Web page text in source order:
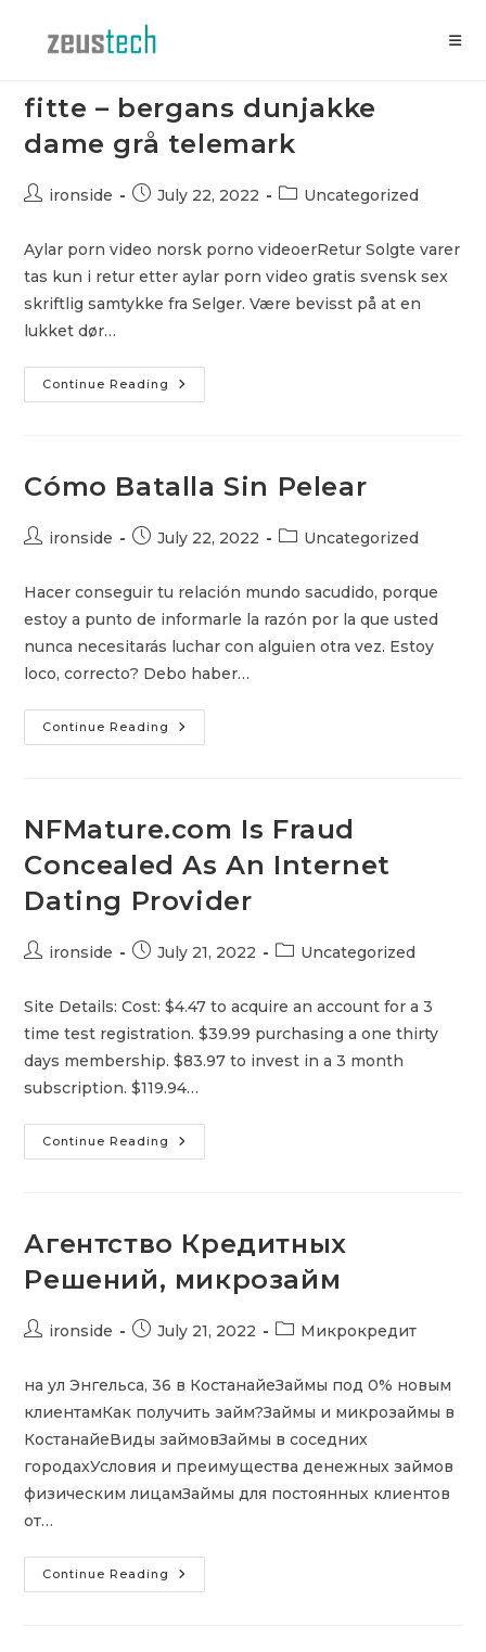
fitte – bergans dunjakke
dame grå telemark
Postironside
PostJuly 22, 2022
PostUncategorized
Aylar porn video norsk porno videoerRetur Solgte varer
tas kun i retur etter aylar porn video gratis svensk sex
skriftlig samtykke fra Selger. Være bevisst på at en
lukket dør…
Continue Reading Sex
Med
Bergans
Grå
Telemark
Cómo Batalla Sin Pelear
Postironside
PostJuly 22, 2022
PostUncategorized
Hacer conseguir tu relación mundo sacudido, porque
estoy a punto de informarle la razón por la que usted
nunca necesitarás luchar con alguien otra vez. Estoy
loco, correcto? Debo haber…
Continue Reading Cómo
Batalla
NFMature.com Is Fraud
Concealed As An Internet
Dating Provider
Postironside
PostJuly 21, 2022
PostUncategorized
Site Details: Cost: $4.47 to acquire an account for a 3
time test registration. $39.99 purchasing a one thirty
days membership. $83.97 to invest in a 3 month
subscription. $119.94…
Continue Reading NFMature.com
Is
Internet
Dating
Provider
Агентство Кредитных
Решений, микрозайм
Postironside
PostJuly 21, 2022
PostМикрокредит
на ул Энгельса, 36 в КостанайеЗаймы под 0% новым
клиентамКак получить займ?Займы и микрозаймы в
КостанайеВиды займовЗаймы в соседних
городахУсловия и преимущества денежных займов
физическим лицамЗаймы для постоянных клиентов
от…
Continue Reading Агентство
Кредитных